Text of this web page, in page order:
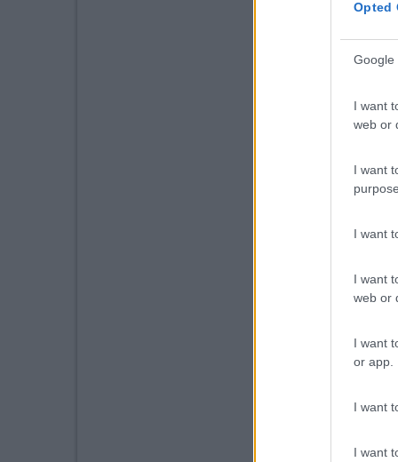
Opted
Google
I want
web or
I want
I want
I want
web or
I want
or app.
I want
I want